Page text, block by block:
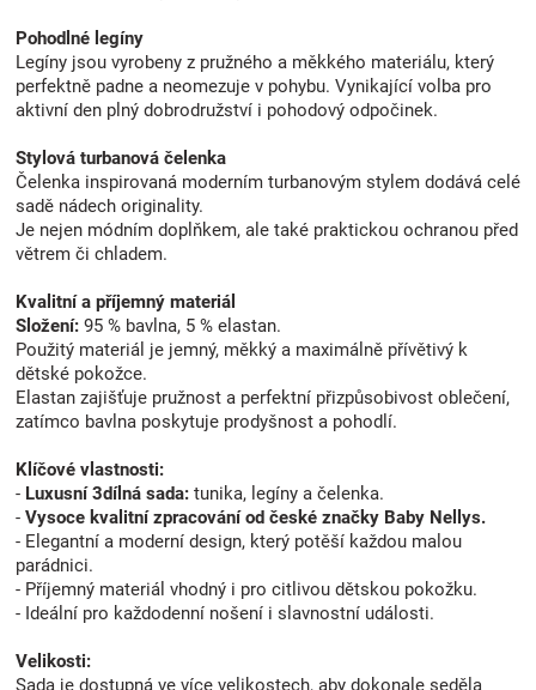
Pohodlné legíny
Legíny jsou vyrobeny z pružného a měkkého materiálu, který
perfektně padne a neomezuje v pohybu. Vynikající volba pro
aktivní den plný dobrodružství i pohodový odpočinek.
Stylová turbanová čelenka
Čelenka inspirovaná moderním turbanovým stylem dodává celé
sadě nádech originality.
Je nejen módním doplňkem, ale také praktickou ochranou před
větrem či chladem.
Kvalitní a příjemný materiál
Složení: 95 % bavlna, 5 % elastan.
Použitý materiál je jemný, měkký a maximálně přívětivý k
dětské pokožce.
Elastan zajišťuje pružnost a perfektní přizpůsobivost oblečení,
zatímco bavlna poskytuje prodyšnost a pohodlí.
Klíčové vlastnosti:
- Luxusní 3dílná sada: tunika, legíny a čelenka.
- Vysoce kvalitní zpracování od české značky Baby Nellys.
- Elegantní a moderní design, který potěší každou malou
parádnici.
- Příjemný materiál vhodný i pro citlivou dětskou pokožku.
- Ideální pro každodenní nošení i slavnostní události.
Velikosti:
Sada je dostupná ve více velikostech, aby dokonale seděla